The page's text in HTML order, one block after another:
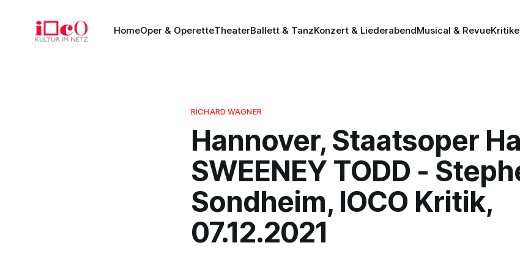
HomeOper & OperetteTheaterBallett & TanzKonzert & LiederabendMusical & Revue
RICHARD WAGNER
Hannover, Staatsoper
SWEENEY TODD -
Sondheim, IOCO Kritik,
07.12.2021